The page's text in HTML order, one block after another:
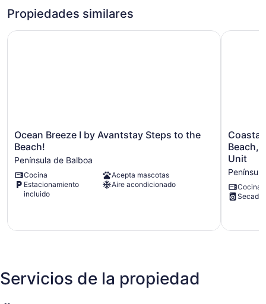
Propiedades similares
Ocean
Breeze
I
by
Avantstay
Steps
Península
Ocean Breeze I by Avantstay Steps to the
Beach!
Península de Balboa
Cocina
Acepta mascotas
Estacionamiento
incluido
Aire acondicionado
Ocean Breeze I by Avantstay Steps to the Beach!
Coastal-
chic
Newport
Stay
Steps
to
the
&
Beach,
Unit
Cocina
Coastal-
Servicios de la propiedad